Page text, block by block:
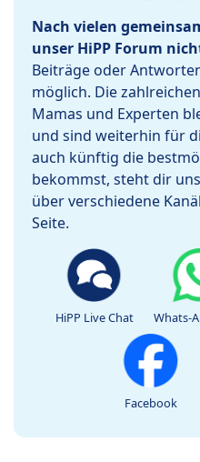
Nach vielen
unser HiPP Forum
Beiträge oder
möglich. Die
Mamas und Experten
und sind weiterhin für
auch künftig die
bekommst, steht dir
über verschiedene
Seite.
HiPP Live Chat Whats-
Facebook